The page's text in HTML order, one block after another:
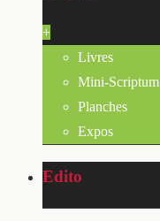
+
Livres
Mini-Scriptum
Planches
Expos
Edito